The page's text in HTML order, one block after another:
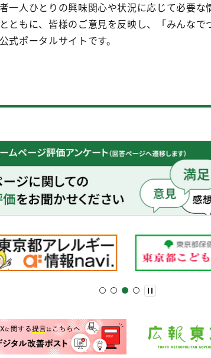
一人ひとりの興味関心や状況に応じて必要な
ともに、皆様のご意見を反映し、「みんなで
式ポータルサイトです。